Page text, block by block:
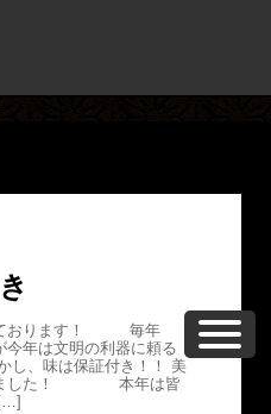
ております！ 毎年
年は文明の利器に頼る
し、味は保証付き！！ 美
りました！ 本年は皆